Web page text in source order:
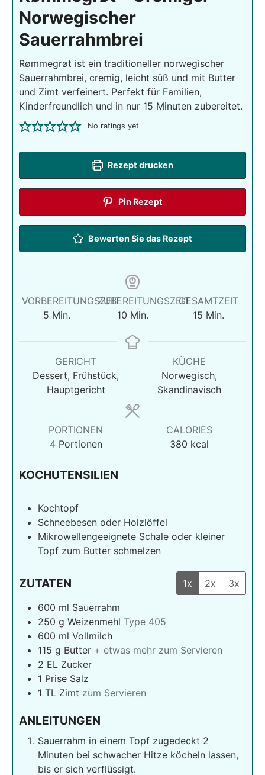
Norwegischer
Sauerrahmbrei
Rømmegrøt ist ein traditioneller norwegischer
Sauerrahmbrei, cremig, leicht süß und mit Butter
und Zimt verfeinert. Perfekt für Familien,
Kinderfreundlich und in nur 15 Minuten zubereitet.
No ratings yet
Rezept drucken
Pin Rezept
Bewerten Sie das Rezept
VORBEREITUNGSZEIT
5 Minuten
Min.
ZUBEREITUNGSZEIT
10Minuten
Min.
GESAMTZEIT
15Minuten
Min.
GERICHT
Dessert, Frühstück,
Hauptgericht
KÜCHE
Norwegisch,
Skandinavisch
PORTIONEN
4 Portionen
CALORIES
380 kcal
KOCHUTENSILIEN
Kochtopf
Schneebesen oder Holzlöffel
Mikrowellengeeignete Schale oder kleiner
Topf zum Butter schmelzen
ZUTATEN 1x 2x 3x
600 ml Sauerrahm
250 g Weizenmehl Type 405
600 ml Vollmilch
115 g Butter + etwas mehr zum Servieren
2 EL Zucker
1 Prise Salz
1 TL Zimt zum Servieren
ANLEITUNGEN
Sauerrahm in einem Topf zugedeckt 2
Minuten bei schwacher Hitze köcheln lassen,
bis er sich verflüssigt.